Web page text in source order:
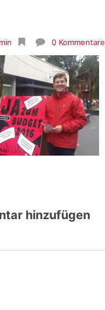
0 Kommentare
hinzufügen